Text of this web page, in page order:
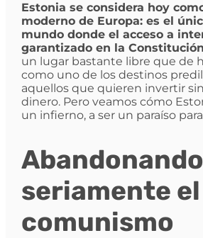
Estonia se considera hoy
moderno de Europa: es el
mundo donde el acceso a
garantizado en la Constitución
un lugar bastante libre que de
como uno de los destinos
aquellos que quieren invertir
dinero. Pero veamos cómo
un infierno, a ser un paraíso
Abandonando
seriamente el
comunismo